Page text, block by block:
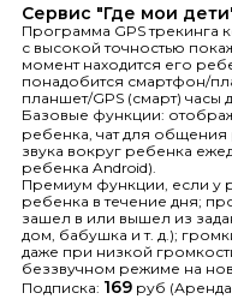
Сервис "Где мои
Программа GPS трекинга
с высокой точностью
момент находится его
понадобится смартфон/
планшет/GPS (смарт) часы
Базовые функции:
ребенка, чат для общения
звука вокруг ребенка
ребенка Android).
Премиум функции, если у
ребенка в течение дня;
зашел в или вышел из
дом, бабушка и т. д.);
даже при низкой
беззвучном режиме на
Подписка: 169 руб